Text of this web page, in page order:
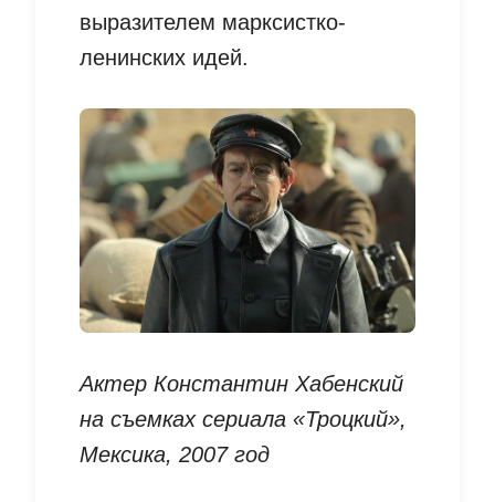
выразителем марксистко-
ленинских идей.
Актер Константин Хабенский
на съемках сериала «Троцкий»,
Мексика, 2007 год